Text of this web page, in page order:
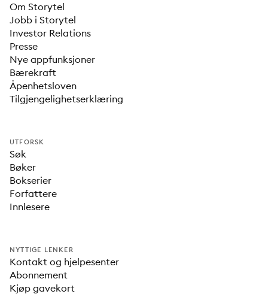
Om Storytel
Jobb i Storytel
Investor Relations
Presse
Nye appfunksjoner
Bærekraft
Åpenhetsloven
Tilgjengelighetserklæring
UTFORSK
Søk
Bøker
Bokserier
Forfattere
Innlesere
NYTTIGE LENKER
Kontakt og hjelpesenter
Abonnement
Kjøp gavekort